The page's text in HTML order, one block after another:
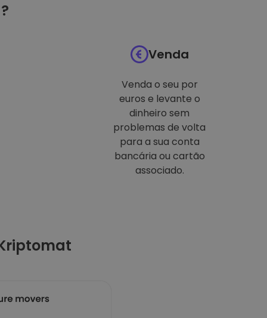
?
Venda
Venda o seu por
euros e levante o
dinheiro sem
problemas de volta
para a sua conta
bancária ou cartão
associado.